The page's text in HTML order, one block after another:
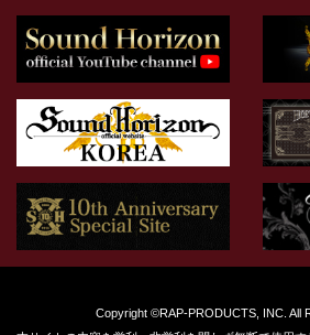
Copyright ©RAP-PRODUCTS, INC. All